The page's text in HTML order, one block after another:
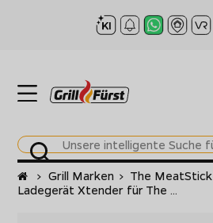
Startseite
> Grill Marken > The MeatStick
Ladegerät Xtender für The ...